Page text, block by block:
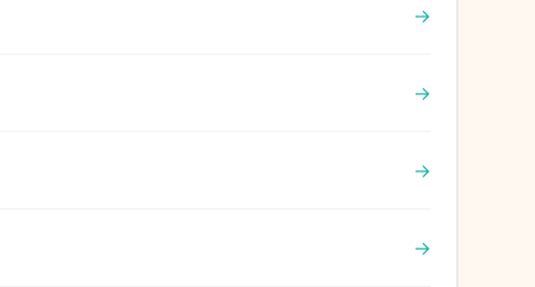
→
→
→
→